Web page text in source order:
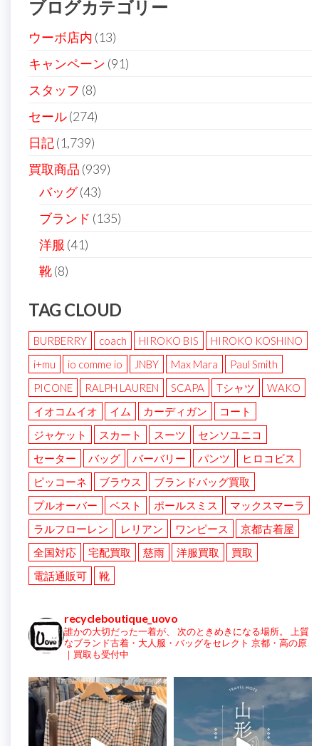
ョ
ン
ブログカテゴリー
ウーボ店内 (13)
キャンペーン (91)
スタッフ (8)
セール(274)
日記(1,739)
買取商品 (939)
バッグ(43)
ブランド (135)
洋服 (41)
靴(8)
TAG CLOUD
BURBERRY coach HIROKO BIS
HIROKO KOSHINO
i+mu
io comme io JNBY Max Mara
Paul Smith
PICONE
RALPH LAUREN SCAPA Tシャツ
WAKO
イオコムイオ
イム カーディガン
コート
ジャケット
スカート スーツ
センソユニコ
セーター
バッグ バーバリー パンツ
ヒロコビス
ピッコーネ
ブラウス
ブランドバッグ買取
プルオーバー
ベスト ポールスミス
マックスマーラ
ラルフローレン
レリアン ワンピース
京都古着屋
全国対応
宅配買取 慈雨 洋服買取
買取
電話通販可
靴
recycleboutique_uovo
誰かの大切だった一着が、 次のときめきになる場所。
上質
なブランド古着・大人服・バッグをセレクト 京都・高の原
｜買取も受付中